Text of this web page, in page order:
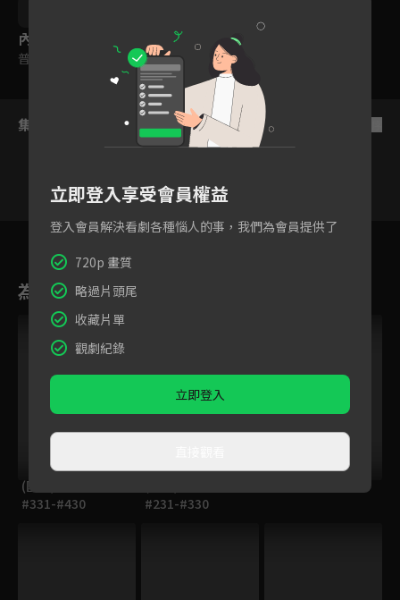
內容標籤
普遍級
集數列表
508 509 510 511 512
為您推薦
(國語)新哆啦A夢
#331-#430
#231-#330
立即登入享受會員權益
登入會員解決看劇各種惱人的事，我們為會員提供了
720p 畫質
略過片頭尾
收藏片單
觀劇紀錄
立即登入